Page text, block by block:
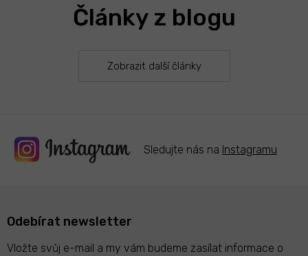
Články z blogu
Zobrazit další články
Sledujte nás na Instagramu
Odebírat newsletter
Vložte svůj e-mail a my vám budeme zasílat informace o